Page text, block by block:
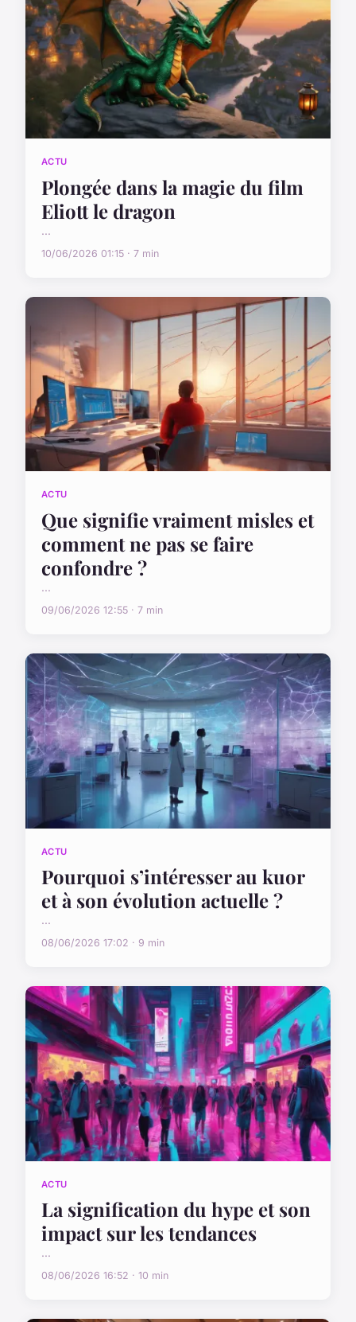
ACTU
Plongée dans la magie du film
Eliott le dragon
...
10/06/2026 01:15 · 7 min
ACTU
Que signifie vraiment misles et
comment ne pas se faire
confondre ?
...
09/06/2026 12:55 · 7 min
ACTU
Pourquoi s’intéresser au kuor
et à son évolution actuelle ?
...
08/06/2026 17:02 · 9 min
ACTU
La signification du hype et son
impact sur les tendances
...
08/06/2026 16:52 · 10 min